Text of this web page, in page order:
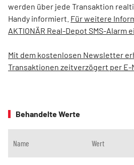
werden über jede Transaktion
Handy informiert. Für weitere
AKTIONÄR Real-Depot SMS-Alarm
Mit dem kostenlosen Newsletter
Transaktionen zeitverzögert per E-
Behandelte Werte
Name Wert